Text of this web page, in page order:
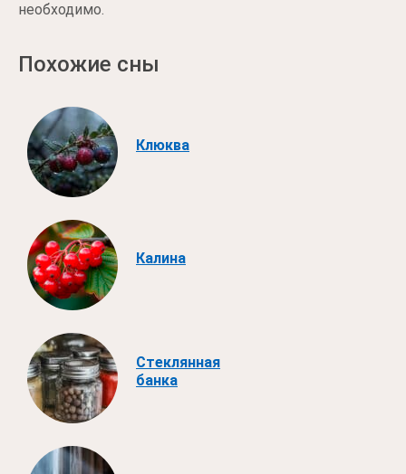
необходимо.
Похожие сны
Клюква
Калина
Стеклянная
банка